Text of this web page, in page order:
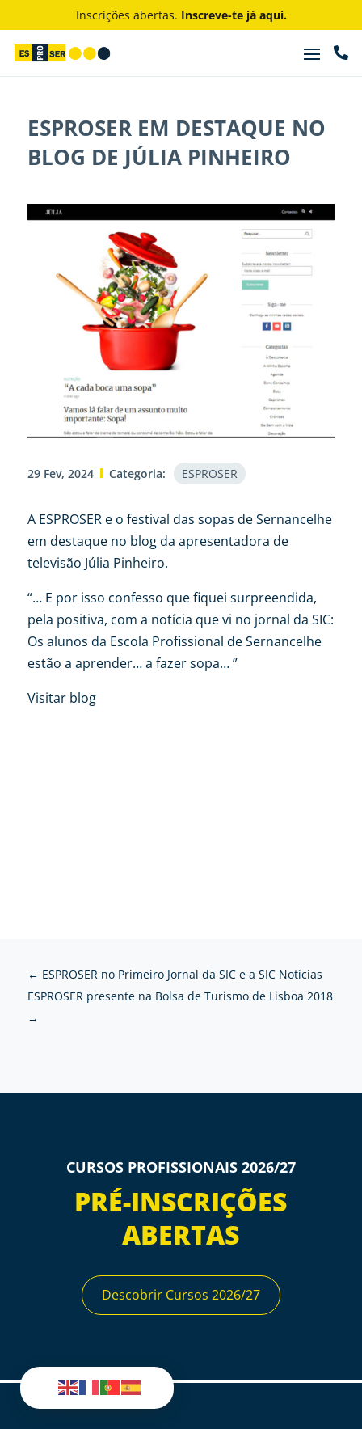
Inscrições abertas. Inscreve-te já aqui.

ESPROSER EM DESTAQUE NO
BLOG DE JÚLIA PINHEIRO
29 Fev, 2024 Categoria: ESPROSER
A ESPROSER e o festival das sopas de Sernancelhe
em destaque no blog da apresentadora de
televisão Júlia Pinheiro.
“… E por isso confesso que fiquei surpreendida,
pela positiva, com a notícia que vi no jornal da SIC:
Os alunos da Escola Profissional de Sernancelhe
estão a aprender… a fazer sopa… ”
Visitar blog
← ESPROSER no Primeiro Jornal da SIC e a SIC Notícias
ESPROSER presente na Bolsa de Turismo de Lisboa 2018
→
CURSOS PROFISSIONAIS 2026/27
PRÉ-INSCRIÇÕES
ABERTAS
Descobrir Cursos 2026/27